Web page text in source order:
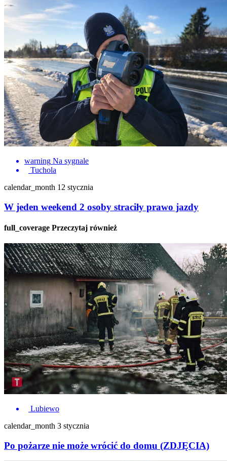
warning Na sygnale
Tuchola
calendar_month 12 stycznia
W jeden weekend 2 osoby straciły prawo jazdy
full_coverage Przeczytaj również
Lubiewo
calendar_month 3 stycznia
Po pożarze nie może wrócić do domu (ZDJĘCIA)